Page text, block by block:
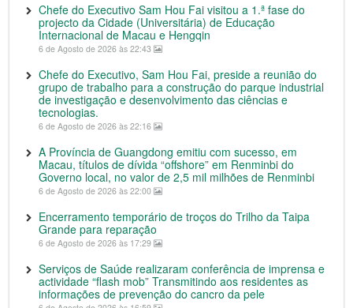
Chefe do Executivo Sam Hou Fai visitou a 1.ª fase do
projecto da Cidade (Universitária) de Educação
Internacional de Macau e Hengqin
6 de Agosto de 2026 às 22:43
Chefe do Executivo, Sam Hou Fai, preside a reunião do
grupo de trabalho para a construção do parque industrial
de investigação e desenvolvimento das ciências e
tecnologias.
6 de Agosto de 2026 às 22:16
A Província de Guangdong emitiu com sucesso, em
Macau, títulos de dívida “offshore” em Renminbi do
Governo local, no valor de 2,5 mil milhões de Renminbi
6 de Agosto de 2026 às 22:00
Encerramento temporário de troços do Trilho da Taipa
Grande para reparação
6 de Agosto de 2026 às 17:29
Serviços de Saúde realizaram conferência de imprensa e
actividade “flash mob” Transmitindo aos residentes as
informações de prevenção do cancro da pele